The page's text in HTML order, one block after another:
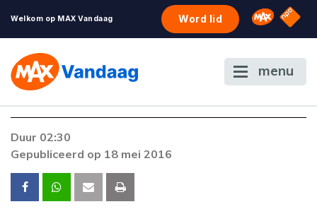
Welkom op MAX Vandaag Word lid Omroep
NPO
menu
Duur 02:30
Gepubliceerd op 18 mei 2016